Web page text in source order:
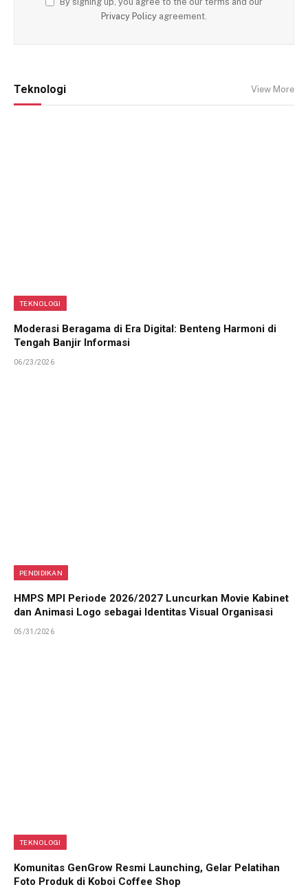
Privacy Policy agreement.
Teknologi View More
TEKNOLOGI
Moderasi Beragama di Era Digital: Benteng Harmoni di
Tengah Banjir Informasi
06/23/2026
PENDIDIKAN
HMPS MPI Periode 2026/2027 Luncurkan Movie Kabinet
dan Animasi Logo sebagai Identitas Visual Organisasi
05/31/2026
TEKNOLOGI
Komunitas GenGrow Resmi Launching, Gelar Pelatihan
Foto Produk di Koboi Coffee Shop